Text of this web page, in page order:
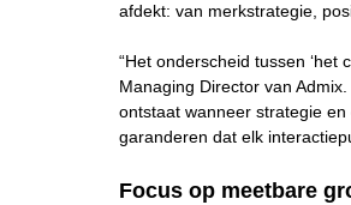
afdekt: van merkstrategie,
“Het onderscheid tussen ‘het
Managing Director van
ontstaat wanneer strategie
garanderen dat elk
Focus op meetbare